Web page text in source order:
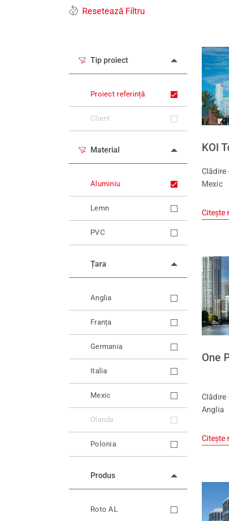
Resetează Filtru
Tip proiect
Proiect referință
Client
Material
Aluminiu
Lemn
PVC
Țara
Anglia
Franța
Germania
Italia
Mexic
Olanda
Polonia
Produs
Roto AL
KOI
Mexic
Citește
One
Anglia
Citește